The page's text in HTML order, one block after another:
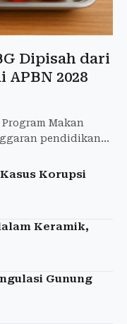
Dipisah dari
2028
Makan
pendidikan
Korupsi
Keramik,
Gunung